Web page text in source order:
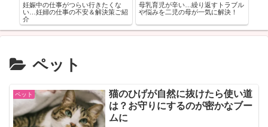
妊娠中の仕事がつらい行きたくな
い…妊婦の仕事の不安＆解決策ご紹
介
母乳育児が辛い…繰り返すトラブル
や悩みを二児の母が一気に解決！
ペット
ペット
猫のひげが自然に抜けたら使い道
は？お守りにするのが密かなブー
ムに